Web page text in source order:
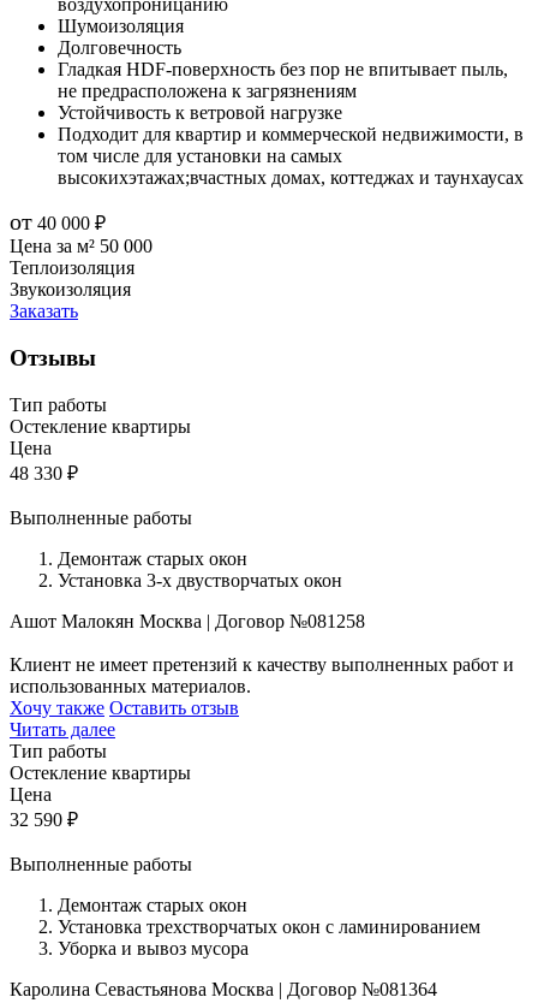
воздухопроницанию
Шумоизоляция
Долговечность
Гладкая HDF-поверхность без пор не впитывает пыль,
не предрасположена к загрязнениям
Устойчивость к ветровой нагрузке
Подходит для квартир и коммерческой недвижимости, в
том числе для установки на самых
высокихэтажах;вчастных домах, коттеджах и таунхаусах
от 40 000 ₽
Цена за м² 50 000
Теплоизоляция
Звукоизоляция
Заказать
Отзывы
Тип работы
Остекление квартиры
Цена
48 330 ₽
Выполненные работы
Демонтаж старых окон
Установка 3-х двустворчатых окон
Ашот Малокян Москва | Договор №081258
Клиент не имеет претензий к качеству выполненных работ и
использованных материалов.
Хочу также Оставить отзыв
Читать далее
Тип работы
Остекление квартиры
Цена
32 590 ₽
Выполненные работы
Демонтаж старых окон
Установка трехстворчатых окон с ламинированием
Уборка и вывоз мусора
Каролина Севастьянова Москва | Договор №081364